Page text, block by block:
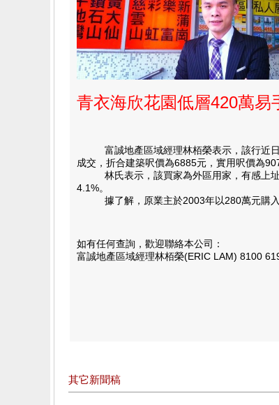
青衣海欣花園低層420萬易
富誠地產區域經理林栢榮表示，該行近日
成交，折合建築呎價為6885元，實用呎價為
林氏表示，該買家為外區用家，有感上址
4.1%。
據了解，原業主於2003年以280萬元購入
如有任何查詢，歡迎聯絡本公司：
富誠地產區域經理林栢榮(ERIC LAM) 8100
其它新聞稿